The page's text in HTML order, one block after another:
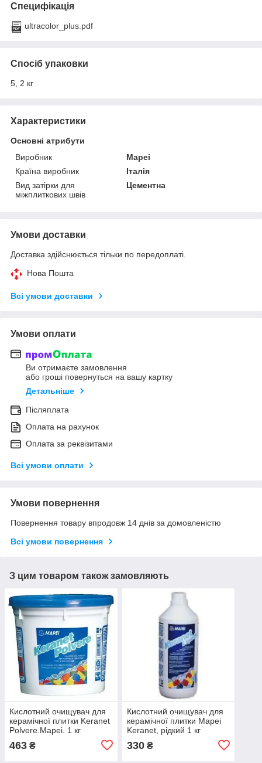
Специфікація
ultracolor_plus.pdf
Спосіб упаковки
5, 2 кг
Характеристики
Основні атрибути
Виробник
Mapei
Країна виробник
Італія
Вид затірки для
міжплиткових швів
Цементна
Умови доставки
Доставка здійснюється тільки по передоплаті.
Нова Пошта
Всі умови доставки
Умови оплати
Ви отримаєте замовлення
або гроші повернуться на вашу картку
Детальніше
Післяплата
Оплата на рахунок
Оплата за реквізитами
Всі умови оплати
Умови повернення
Повернення товару впродовж 14 днів за домовленістю
Всі умови повернення
З цим товаром також замовляють
Кислотний очищувач для
керамічної плитки Keranet
Polvere.Mapei. 1 кг
463 ₴
Кислотний очищувач для
керамічної плитки Mapei
Keranet, рідкий 1 кг
330₴